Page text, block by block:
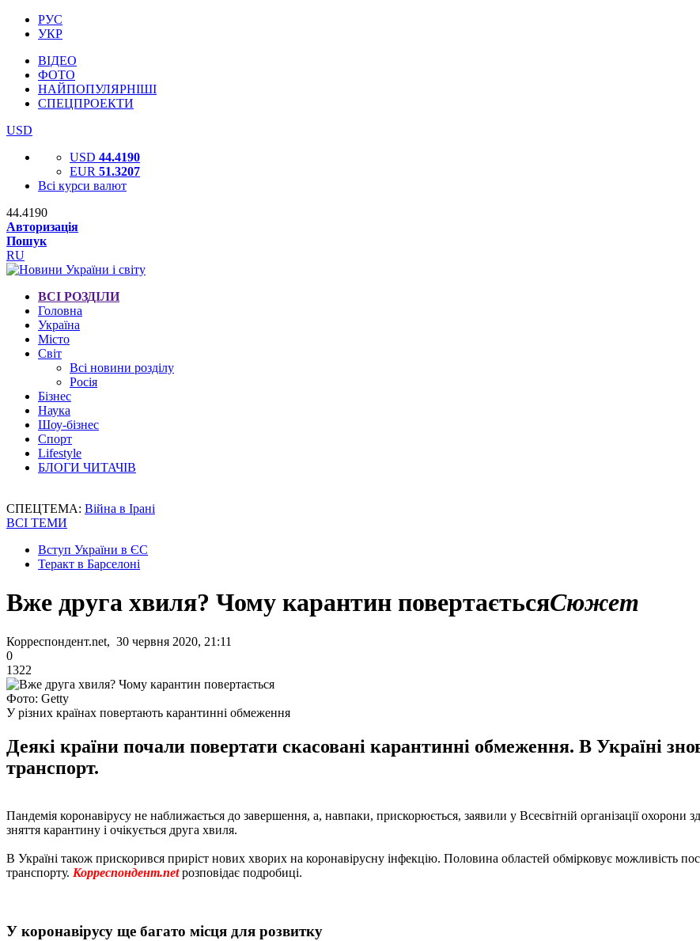
РУС
УКР
ВІДЕО
ФОТО
НАЙПОПУЛЯРНІШІ
СПЕЦПРОЕКТИ
USD
USD 44.4190
EUR 51.3207
Всі курси валют
44.4190
Авторизація
Пошук
RU
ВСІ РОЗДІЛИ
Головна
Україна
Місто
Світ
Всі новини розділу
Росія
Бізнес
Наука
Шоу-бізнес
Спорт
Lifestyle
БЛОГИ ЧИТАЧІВ
СПЕЦТЕМА: Війна в Ірані
ВСІ ТЕМИ
Вступ України в ЄС
Теракт в Барселоні
Вже друга хвиля? Чому карантин повертаєтьсяСюжет
Корреспондент.net, 30 червня 2020, 21:11
0
1322
Фото: Getty
У різних країнах повертають карантинні обмеження
Деякі країни почали повертати скасовані карантинні обмеження. В Україні
транспорт.
Пандемія коронавірусу не наближається до завершення, а, навпаки, прискорюється, заявили у Всесвітній організації охорони
зняття карантину і очікується друга хвиля.
В Україні також прискорився приріст нових хворих на коронавірусну інфекцію. Половина областей обмірковує можливість
транспорту. Корреспондент.netрозповідає подробиці.
У коронавірусу ще багато місця для розвитку